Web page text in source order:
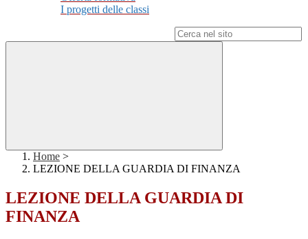
I progetti delle classi
Home >
LEZIONE DELLA GUARDIA DI FINANZA
LEZIONE DELLA GUARDIA DI
FINANZA